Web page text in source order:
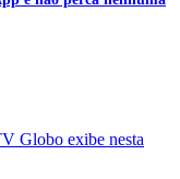
Globo exibe nesta